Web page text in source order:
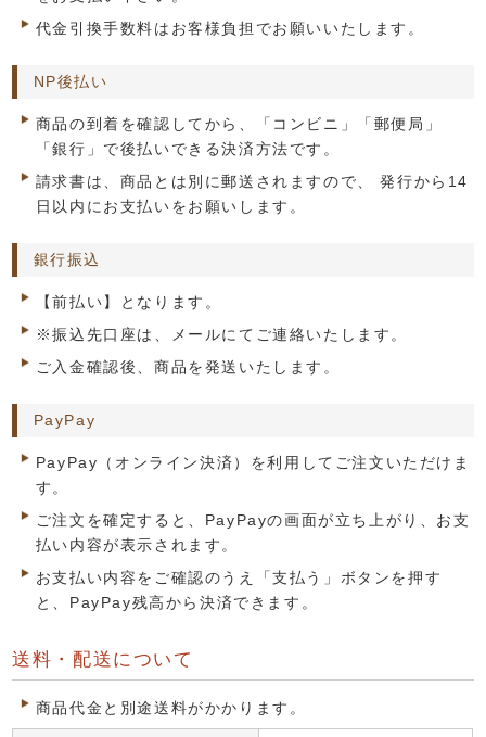
代金引換手数料はお客様負担でお願いいたします。
NP後払い
商品の到着を確認してから、「コンビニ」「郵便局」
「銀行」で後払いできる決済方法です。
請求書は、商品とは別に郵送されますので、 発行から14
日以内にお支払いをお願いします。
銀行振込
【前払い】となります。
※振込先口座は、メールにてご連絡いたします。
ご入金確認後、商品を発送いたします。
PayPay
PayPay（オンライン決済）を利用してご注文いただけま
す。
ご注文を確定すると、PayPayの画面が立ち上がり、お支
払い内容が表示されます。
お支払い内容をご確認のうえ「支払う」ボタンを押す
と、PayPay残高から決済できます。
送料・配送について
商品代金と別途送料がかかります。